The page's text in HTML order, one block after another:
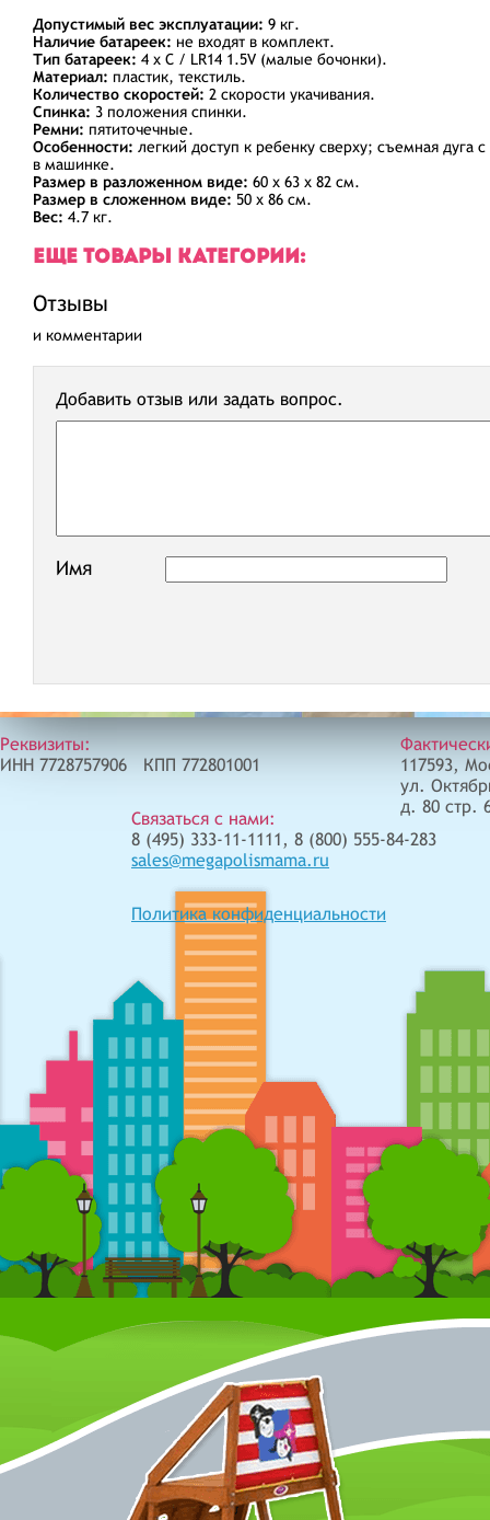
Допустимый вес эксплуатации: 9 кг.
Наличие батареек: не входят в комплект.
Тип батареек: 4 х C / LR14 1.5V (малые бочонки).
Материал: пластик, текстиль.
Количество скоростей: 2 скорости укачивания.
Спинка: 3 положения спинки.
Ремни: пятиточечные.
Особенности: легкий доступ к ребенку сверху; съемная дуга
в машинке.
Размер в разложенном виде: 60 х 63 х 82 см.
Размер в сложенном виде: 50 х 86 см.
Вес: 4.7 кг.
ЕЩЕ ТОВАРЫ КАТЕГОРИИ:
Отзывы
и комментарии
Добавить отзыв или задать вопрос.
Имя
Реквизиты:
ИНН 7728757906 КПП 772801001
Связаться с нами:
8 (495) 333-11-1111, 8 (800) 555-84-283
sales@megapolismama.ru
Политика конфиденциальности
117593,
ул.
д. 80 стр.